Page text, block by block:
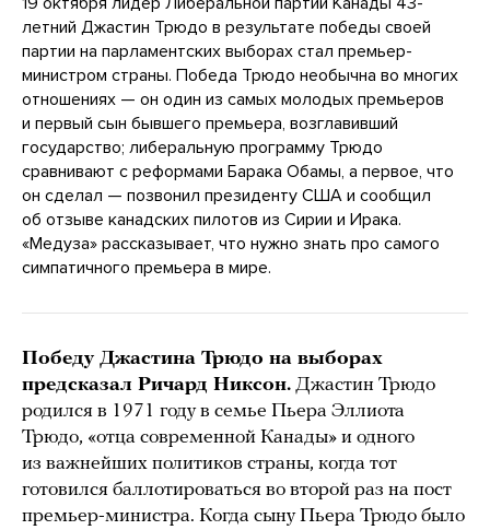
летний Джастин Трюдо в результате победы своей
партии на парламентских выборах стал премьер-
министром страны. Победа Трюдо необычна во многих
отношениях — он один из самых молодых премьеров
и первый сын бывшего премьера, возглавивший
государство; либеральную программу Трюдо
сравнивают с реформами Барака Обамы, а первое, что
он сделал — позвонил президенту США и сообщил
об отзыве канадских пилотов из Сирии и Ирака.
«Медуза» рассказывает, что нужно знать про самого
симпатичного премьера в мире.
Победу Джастина Трюдо на выборах
предсказал Ричард Никсон. Джастин Трюдо
родился в 1971 году в семье Пьера Эллиота
Трюдо, «отца современной Канады» и одного
из важнейших политиков страны, когда тот
готовился баллотироваться во второй раз на пост
премьер-министра. Когда сыну Пьера Трюдо было